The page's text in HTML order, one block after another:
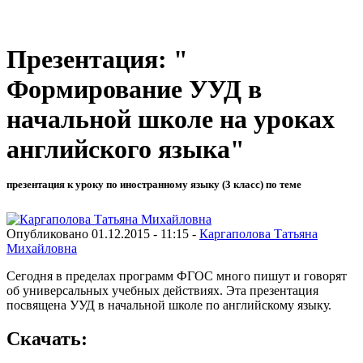
Презентация: "
Формирование УУД в
начальной школе на уроках
английского языка"
презентация к уроку по иностранному языку (3 класс) по теме
Опубликовано 01.12.2015 - 11:15 - Каргаполова Татьяна
Михайловна
Сегодня в пределах программ ФГОС много пишут и говорят
об универсальных учебных действиях. Эта презентация
посвящена УУД в начальной школе по английскому языку.
Скачать: